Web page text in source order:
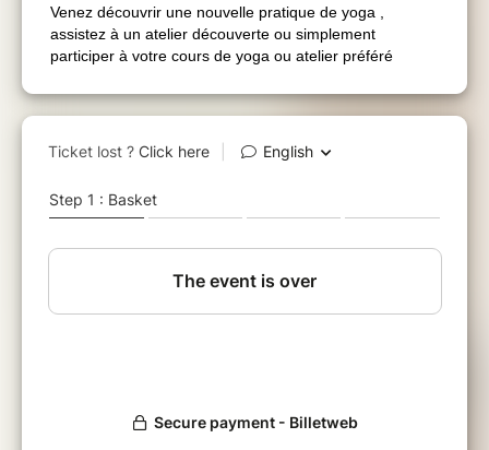
Venez découvrir une nouvelle pratique de yoga ,
assistez à un atelier découverte ou simplement
participer à votre cours de yoga ou atelier préféré